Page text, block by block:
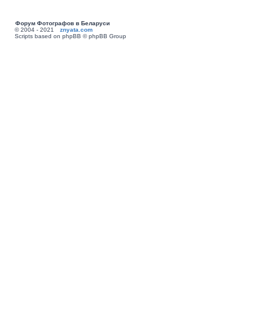
Форум Фотографов в Беларуси
© 2004 - 2021 znyata.com
Scripts based on phpBB © phpBB Group